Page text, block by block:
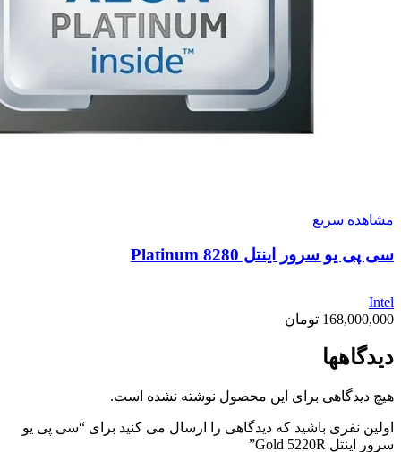
مشاهده سریع
سی پی یو سرور اینتل Platinum 8280
Intel
168,000,000 تومان
دیدگاهها
هیچ دیدگاهی برای این محصول نوشته نشده است.
اولین نفری باشید که دیدگاهی را ارسال می کنید برای “سی پی یو
سرور اینتل Gold 5220R”